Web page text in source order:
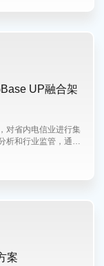
UP融合架
对省内电信业进行集
析和行业监管，通管
案